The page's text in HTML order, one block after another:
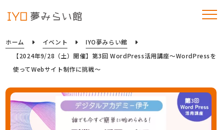
ホーム イベント
IYO夢みらい館
【2024年9/28（土）開催】第3回 WordPress活用講座～WordPressを
使ってWebサイト制作に挑戦～